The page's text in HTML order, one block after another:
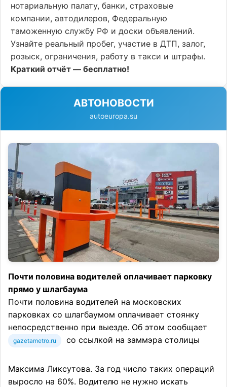
нотариальную палату, банки, страховые
компании, автодилеров, Федеральную
таможенную службу РФ и доски объявлений.
Узнайте реальный пробег, участие в ДТП, залог,
розыск, ограничения, работу в такси и штрафы.
Краткий отчёт — бесплатно!
АВТОНОВОСТИ
autoeuropa.su
Почти половина водителей оплачивает парковку
прямо у шлагбаума
Почти половина водителей на московских
парковках со шлагбаумом оплачивает стоянку
непосредственно при выезде. Об этом сообщает
gazetametro.ru со ссылкой на заммэра столицы
Максима Ликсутова. За год число таких операций
выросло на 60%. Водителю не нужно искать